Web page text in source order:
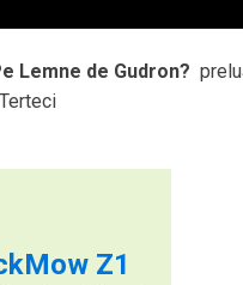
Lemne de Gudron?
Z1